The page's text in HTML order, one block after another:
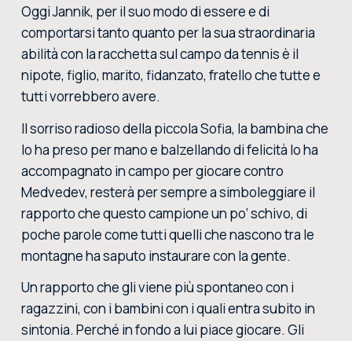
Oggi Jannik, per il suo modo di essere e di
comportarsi tanto quanto per la sua straordinaria
abilità con la racchetta sul campo da tennis è il
nipote, figlio, marito, fidanzato, fratello che tutte e
tutti vorrebbero avere.
Il sorriso radioso della piccola Sofia, la bambina che
lo ha preso per mano e balzellando di felicità lo ha
accompagnato in campo per giocare contro
Medvedev, resterà per sempre a simboleggiare il
rapporto che questo campione un po’ schivo, di
poche parole come tutti quelli che nascono tra le
montagne ha saputo instaurare con la gente.
Un rapporto che gli viene più spontaneo con i
ragazzini, con i bambini con i quali entra subito in
sintonia. Perché in fondo a lui piace giocare. Gli